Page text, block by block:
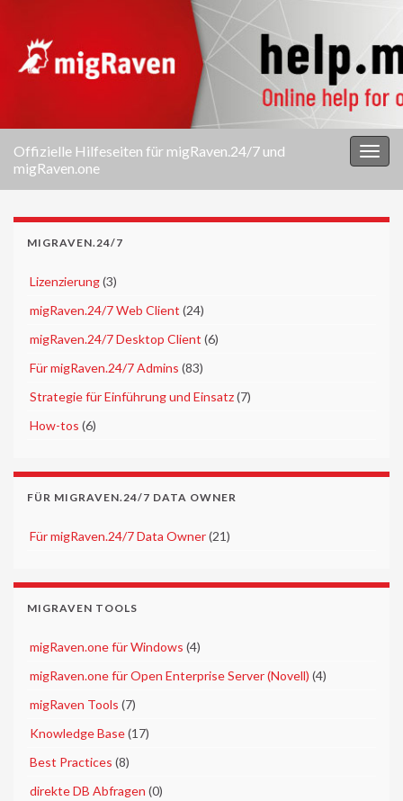
Offizielle Hilfeseiten für migRaven.24/7 und
migRaven.one
MIGRAVEN.24/7
Lizenzierung(3)
migRaven.24/7 Web Client (24)
migRaven.24/7 Desktop Client (6)
Für migRaven.24/7 Admins (83)
Strategie für Einführung und Einsatz(7)
How-tos (6)
FÜR MIGRAVEN.24/7 DATA OWNER
Für migRaven.24/7 Data Owner(21)
MIGRAVEN TOOLS
migRaven.one für Windows (4)
migRaven.one für Open Enterprise Server (Novell) (4)
migRaven Tools (7)
Knowledge Base(17)
Best Practices (8)
direkte DB Abfragen (0)